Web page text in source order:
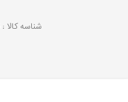
شناسه کالا :